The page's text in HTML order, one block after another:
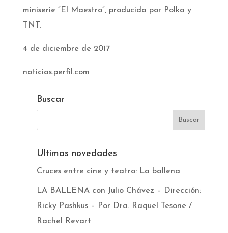
miniserie “El Maestro”, producida por Polka y
TNT.
4 de diciembre de 2017
noticias.perfil.com
Buscar
Ultimas novedades
Cruces entre cine y teatro: La ballena
LA BALLENA con Julio Chávez – Dirección:
Ricky Pashkus – Por Dra. Raquel Tesone /
Rachel Revart